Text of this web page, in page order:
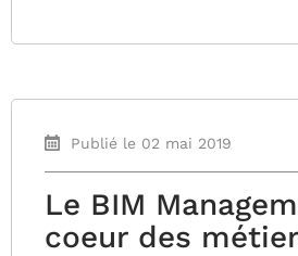
Publié le 02 mai 2019
Le BIM
coeur des